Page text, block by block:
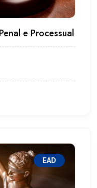
e Processual
EAD